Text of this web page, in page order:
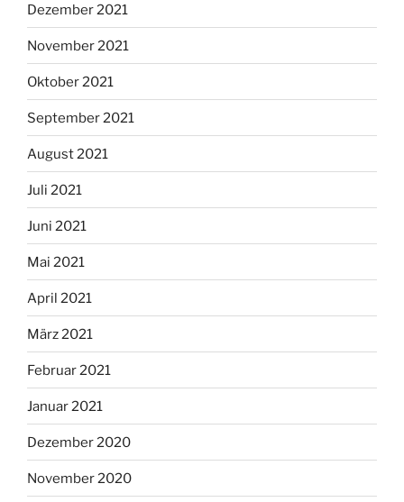
Dezember 2021
November 2021
Oktober 2021
September 2021
August 2021
Juli 2021
Juni 2021
Mai 2021
April 2021
März 2021
Februar 2021
Januar 2021
Dezember 2020
November 2020